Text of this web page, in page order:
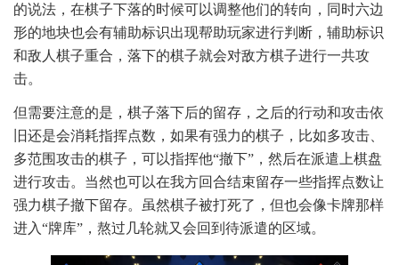
的说法，在棋子下落的时候可以调整他们的转向，同时六边
形的地块也会有辅助标识出现帮助玩家进行判断，辅助标识
和敌人棋子重合，落下的棋子就会对敌方棋子进行一共攻
击。
但需要注意的是，棋子落下后的留存，之后的行动和攻击依
旧还是会消耗指挥点数，如果有强力的棋子，比如多攻击、
多范围攻击的棋子，可以指挥他“撤下”，然后在派遣上棋盘
进行攻击。当然也可以在我方回合结束留存一些指挥点数让
强力棋子撤下留存。虽然棋子被打死了，但也会像卡牌那样
进入“牌库”，熬过几轮就又会回到待派遣的区域。